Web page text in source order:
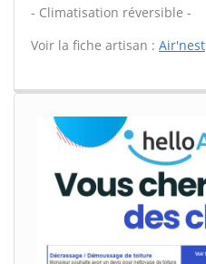
- Climatisation réversible -
Voir la fiche artisan : Air'nest